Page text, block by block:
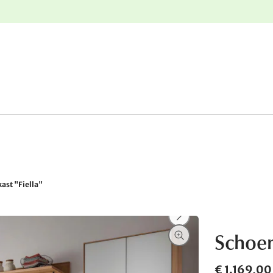
"Fiella"
€ 1.169,00